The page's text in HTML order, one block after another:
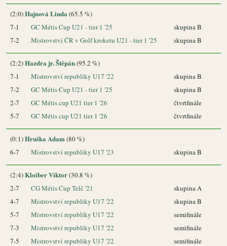
(2:0)Hajnová Linda (65.5 %)
7-1
GC Métis Cup U21 - tier 1 '25
skupina B
7-2
Mistrovství ČR v Golf kroketu U21 - tier 1 '25 skupina B
(2:2)Hazdra jr. Štěpán(95.2 %)
7-1
Mistrovství republiky U17 '22
skupina B
7-2
GC Métis Cup U21 - tier 1 '25
skupina B
2-7
GC Métis cup U21 tier 1 '26
čtvrtfinále
5-7
GC Métis cup U21 tier 1 '26 čtvrtfinále
(0:1)Hruška Adam (80 %)
6-7
Mistrovství republiky U17 '23 skupina B
(2:4)Kloiber Viktor(30.8 %)
2-7
CG Métis Cup Telč '21
skupina A
4-7
Mistrovství republiky U17 '22
skupina B
5-7
Mistrovství republiky U17 '22
semifinále
7-3
Mistrovství republiky U17 '22
semifinále
7-5
Mistrovství republiky U17 '22
semifinále